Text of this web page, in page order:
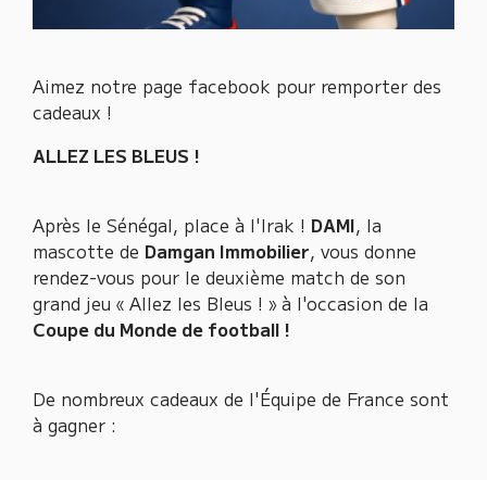
Aimez notre page facebook pour remporter des
cadeaux !
ALLEZ LES BLEUS !
Après le Sénégal, place à l'Irak ! DAMI, la
mascotte de Damgan Immobilier, vous donne
rendez-vous pour le deuxième match de son
grand jeu « Allez les Bleus ! » à l'occasion de la
Coupe du Monde de football !
De nombreux cadeaux de l'Équipe de France sont
à gagner :